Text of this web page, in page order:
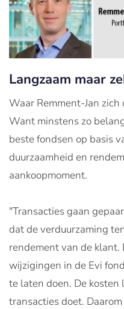
Langzaam maar
Waar Remment-Jan
Want minstens zo
beste fondsen op basis
duurzaamheid en
aankoopmoment.
"Transacties gaan
dat de verduurzaming
rendement van de klant.
wijzigingen in de Evi
te laten doen. De kosten
transacties doet.